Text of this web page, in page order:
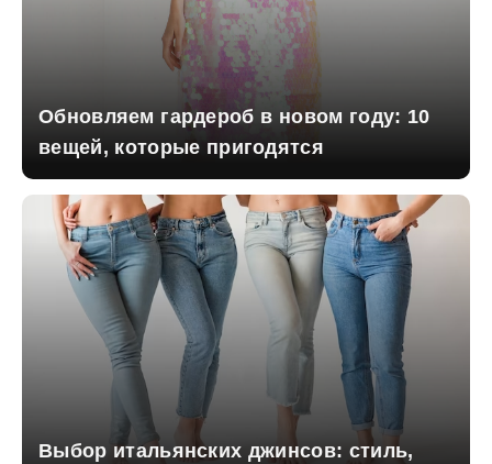
Обновляем гардероб в новом году: 10
вещей, которые пригодятся
Выбор итальянских джинсов: стиль,